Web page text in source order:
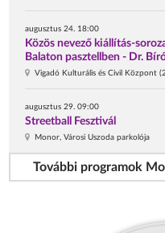
augusztus 24. 18:00
Közös nevező kiállítás-
Balaton pasztellben - Dr.
Vigadó Kulturális és Civil Központ
augusztus 29. 09:00
Streetball Fesztivál
Monor, Városi Uszoda parkolója
További programok